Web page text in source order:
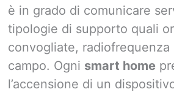
è in grado di comunicare
tipologie di supporto quali
convogliate, radiofrequenza
campo. Ogni smart home
l’accensione di un